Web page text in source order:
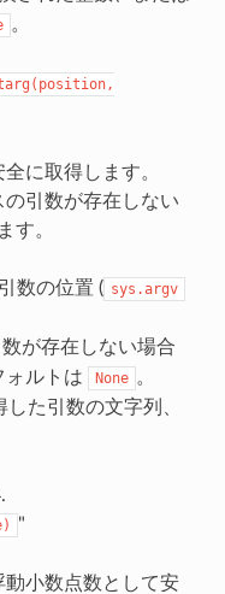
。
に取得します。
引数が存在しない
す。
数の位置 ( sys.argv
が存在しない場合
ォルトは
None 。
した引数の文字列、
"
小数点数として安